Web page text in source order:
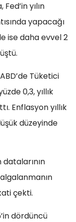
yılın
yapacağı
ise daha evvel 2
Tüketici
0,3, yıllık
Enflasyon yıllık
düzeyinde
çekti.
dördüncü